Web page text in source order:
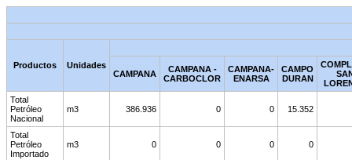
Productos
Unidades
CAMPANA
CAMPANA -
CARBOCLOR
CAMPANA-
ENARSA
CAMPO
DURAN
Total
Petróleo
Nacional
m3 386.936 0 0 15.352
Total
Petróleo
Importado
m3 0 0 0 0